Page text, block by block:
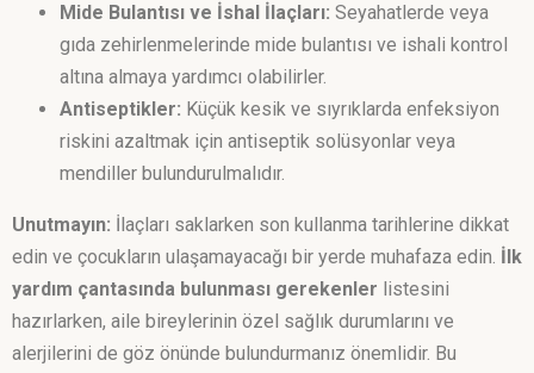
Mide Bulantısı ve İshal İlaçları: Seyahatlerde veya
gıda zehirlenmelerinde mide bulantısı ve ishali kontrol
altına almaya yardımcı olabilirler.
Antiseptikler: Küçük kesik ve sıyrıklarda enfeksiyon
riskini azaltmak için antiseptik solüsyonlar veya
mendiller bulundurulmalıdır.
Unutmayın: İlaçları saklarken son kullanma tarihlerine dikkat
edin ve çocukların ulaşamayacağı bir yerde muhafaza edin. İlk
yardım çantasında bulunması gerekenler listesini
hazırlarken, aile bireylerinin özel sağlık durumlarını ve
alerjilerini de göz önünde bulundurmanız önemlidir. Bu